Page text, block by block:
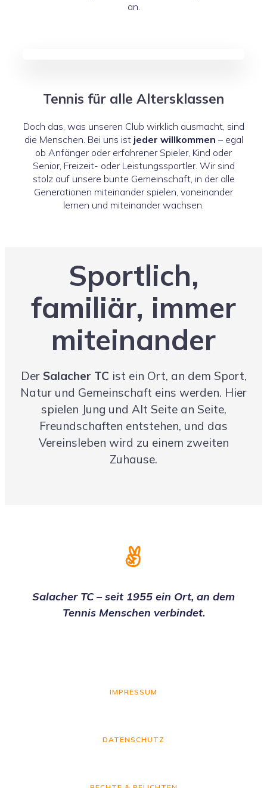
an.
Tennis für alle Altersklassen
Doch das, was unseren Club wirklich ausmacht, sind
die Menschen. Bei uns ist jeder willkommen – egal
ob Anfänger oder erfahrener Spieler, Kind oder
Senior, Freizeit- oder Leistungssportler. Wir sind
stolz auf unsere bunte Gemeinschaft, in der alle
Generationen miteinander spielen, voneinander
lernen und miteinander wachsen.
Sportlich,
familiär, immer
miteinander
Der Salacher TC ist ein Ort, an dem Sport,
Natur und Gemeinschaft eins werden. Hier
spielen Jung und Alt Seite an Seite,
Freundschaften entstehen, und das
Vereinsleben wird zu einem zweiten
Zuhause.
Salacher TC – seit 1955 ein Ort, an dem
Tennis Menschen verbindet.
IMPRESSUM
DATENSCHUTZ